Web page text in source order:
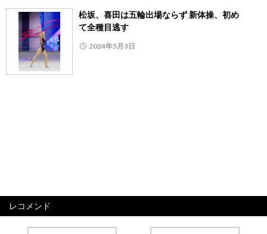
松坂、喜田は五輪出場ならず 新体操、初め
て全種目逃す
2024年5月3日
レコメンド